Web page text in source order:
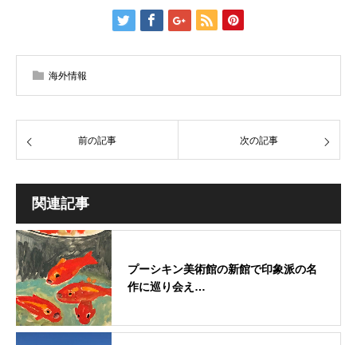
海外情報
前の記事 次の記事
関連記事
プーシキン美術館の新館で印象派の名
作に巡り会え…